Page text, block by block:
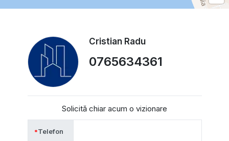
Cristian Radu
0765634361
Solicită chiar acum o vizionare
Telefon